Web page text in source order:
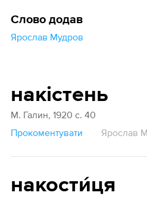
Слово додав
Ярослав Мудров
накістень
М. Галин, 1920 с. 40
Прокоментувати
Ярослав
накости́ця